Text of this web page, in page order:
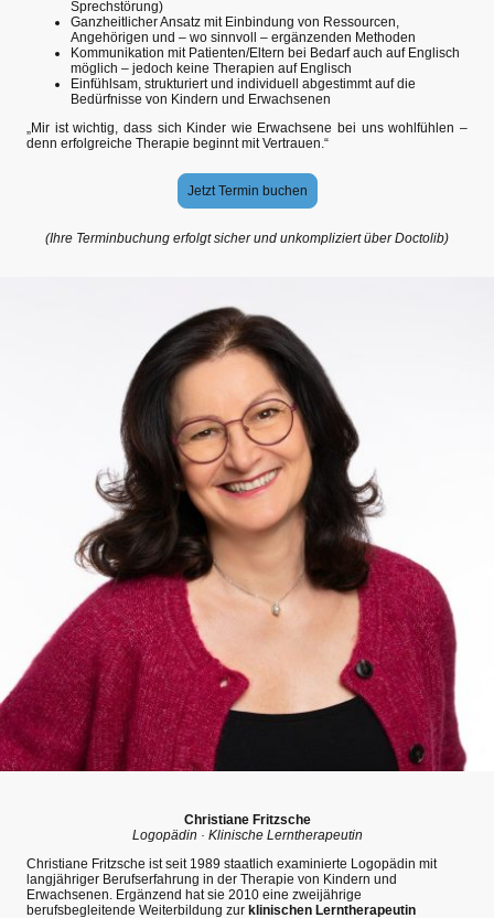
Sprechstörung)
Ganzheitlicher Ansatz mit Einbindung von Ressourcen,
Angehörigen und – wo sinnvoll – ergänzenden Methoden
Kommunikation mit Patienten/Eltern bei Bedarf auch auf Englisch
möglich – jedoch keine Therapien auf Englisch
Einfühlsam, strukturiert und individuell abgestimmt auf die
Bedürfnisse von Kindern und Erwachsenen
„Mir ist wichtig, dass sich Kinder wie Erwachsene bei uns wohlfühlen –
denn erfolgreiche Therapie beginnt mit Vertrauen.“
Jetzt Termin buchen
(Ihre Terminbuchung erfolgt sicher und unkompliziert über Doctolib)
Christiane Fritzsche
Logopädin · Klinische Lerntherapeutin
Christiane Fritzsche ist seit 1989 staatlich examinierte Logopädin mit
langjähriger Berufserfahrung in der Therapie von Kindern und
Erwachsenen. Ergänzend hat sie 2010 eine zweijährige
berufsbegleitende Weiterbildung zur klinischen Lerntherapeutin